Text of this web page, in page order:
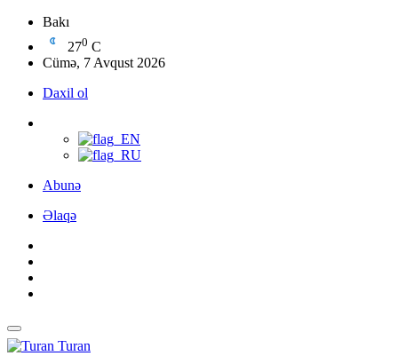
Bakı
270 C
Cümə, 7 Avqust 2026
Daxil ol
Abunə
Əlaqə
Turan